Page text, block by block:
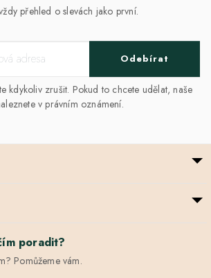
přehled o slevách jako první.
Odebírat
kdykoliv zrušit. Pokud to chcete udělat, naše
v právním oznámení.
poradit?
Pomůžeme vám.